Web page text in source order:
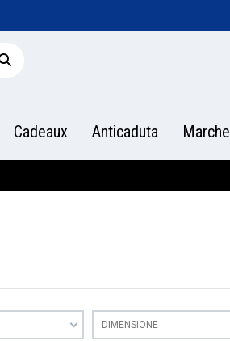
Cadeaux Anticaduta Marche
DIMENSIONE